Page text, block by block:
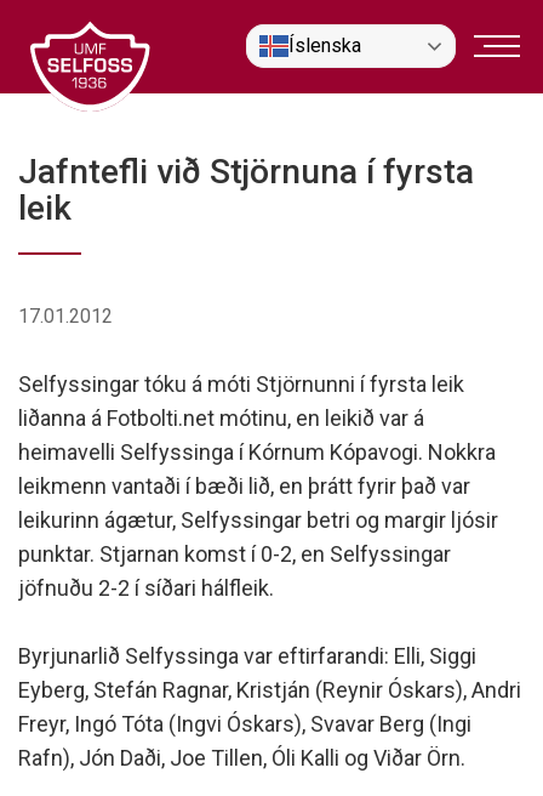
efni
Íslenska
Jafntefli við Stjörnuna í fyrsta
leik
17.01.2012
Selfyssingar tóku á móti Stjörnunni í fyrsta leik
liðanna á Fotbolti.net mótinu, en leikið var á
heimavelli Selfyssinga í Kórnum Kópavogi. Nokkra
leikmenn vantaði í bæði lið, en þrátt fyrir það var
leikurinn ágætur, Selfyssingar betri og margir ljósir
punktar. Stjarnan komst í 0-2, en Selfyssingar
jöfnuðu 2-2 í síðari hálfleik.
Byrjunarlið Selfyssinga var eftirfarandi: Elli, Siggi
Eyberg, Stefán Ragnar, Kristján (Reynir Óskars), Andri
Freyr, Ingó Tóta (Ingvi Óskars), Svavar Berg (Ingi
Rafn), Jón Daði, Joe Tillen, Óli Kalli og Viðar Örn.